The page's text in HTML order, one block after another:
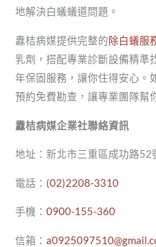
地解決白蟻蟻道問題。
纛桔病媒提供完整的除白蟻服
乳劑，搭配專業診斷設備精準
年保固服務，讓你住得安心。
預約免費勘查，讓專業團隊幫
纛桔病媒企業社聯絡資訊
地址：新北市三重區成功路52
電話： (02)2208-3310
手機：0900-155-360
信箱：